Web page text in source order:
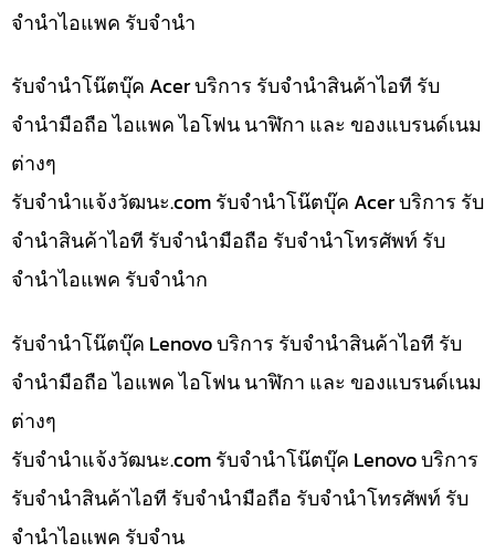
จำนำไอแพค รับจำนำ
รับจำนำโน๊ตบุ๊ค Acer บริการ รับจำนำสินค้าไอที รับ
จำนำมือถือ ไอแพค ไอโฟน นาฬิกา และ ของแบรนด์เนม
ต่างๆ
รับจํานําแจ้งวัฒนะ.com รับจำนำโน๊ตบุ๊ค Acer บริการ รับ
จำนำสินค้าไอที รับจำนำมือถือ รับจำนำโทรศัพท์ รับ
จำนำไอแพค รับจำนำก
รับจำนำโน๊ตบุ๊ค Lenovo บริการ รับจำนำสินค้าไอที รับ
จำนำมือถือ ไอแพค ไอโฟน นาฬิกา และ ของแบรนด์เนม
ต่างๆ
รับจํานําแจ้งวัฒนะ.com รับจำนำโน๊ตบุ๊ค Lenovo บริการ
รับจำนำสินค้าไอที รับจำนำมือถือ รับจำนำโทรศัพท์ รับ
จำนำไอแพค รับจำน